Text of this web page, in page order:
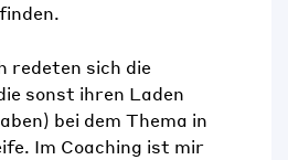
redeten sich die
sonst ihren Laden
bei dem Thema in
Im Coaching ist mir